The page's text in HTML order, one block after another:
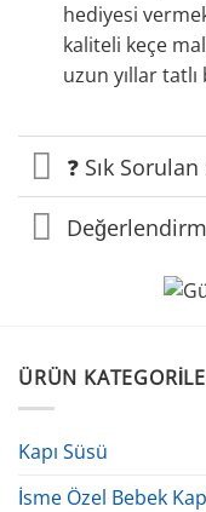
hediyesi
kaliteli keçe
uzun yıllar
❓ Sık
ÜRÜN
Kapı Süsü
İsme Özel Bebek